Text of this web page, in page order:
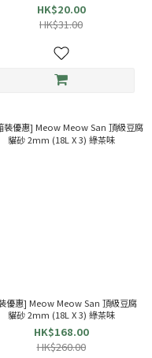
HK$20.00
HK$31.00
優惠] Meow Meow San 頂級豆腐
貓砂 2mm (18L X 3) 綠茶味
HK$168.00
HK$260.00